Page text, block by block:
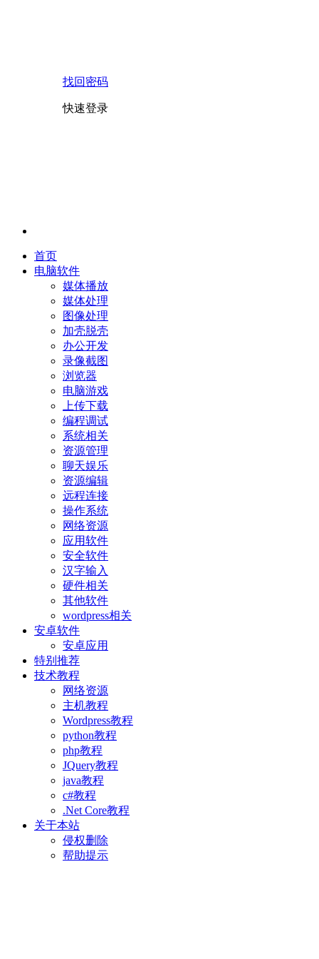
找回密码
快速登录
首页
电脑软件
媒体播放
媒体处理
图像处理
加壳脱壳
办公开发
录像截图
浏览器
电脑游戏
上传下载
编程调试
系统相关
资源管理
聊天娱乐
资源编辑
远程连接
操作系统
网络资源
应用软件
安全软件
汉字输入
硬件相关
其他软件
wordpress相关
安卓软件
安卓应用
特别推荐
技术教程
网络资源
主机教程
Wordpress教程
python教程
php教程
JQuery教程
java教程
c#教程
.Net Core教程
关于本站
侵权删除
帮助提示